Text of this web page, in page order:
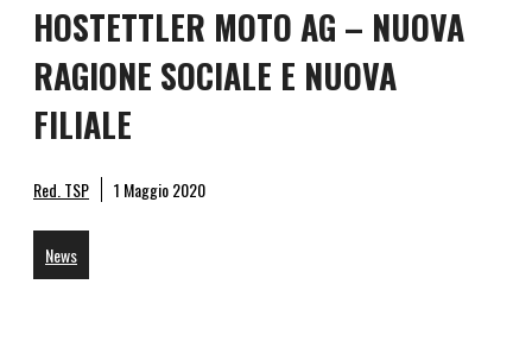
HOSTETTLER MOTO AG – NUOVA
RAGIONE SOCIALE E NUOVA
FILIALE
Red. TSP 1 Maggio 2020
News